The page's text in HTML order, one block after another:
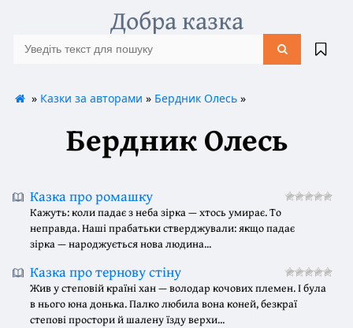
Добра казка
» Казки за авторами » Бердник Олесь»
Бердник Олесь
Казка про ромашку
Кажуть: коли падає з неба зірка — хтось умирає. То
неправда. Наші прабатьки стверджували: якщо падає
зірка — народжується нова людина...
Казка про тернову стіну
Жив у степовій країні хан — володар кочових племен. І була
в нього юна донька. Палко любила вона коней, безкраї
степові простори й шалену їзду верхи...